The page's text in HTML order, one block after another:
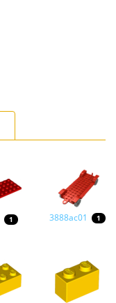
1 3888ac01 1